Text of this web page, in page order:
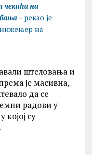
на
– рекао је
на
штеловања и
је масивна,
да се
радови у
којој су